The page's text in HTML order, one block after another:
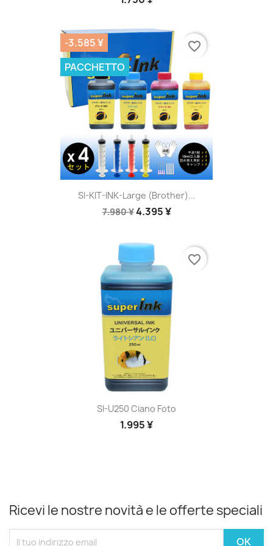
SI-KIT-INK-Large (Brother)...
7.980 ¥4.395 ¥
-3.585 ¥
PACCHETTO
favorite_border
SI-U250 Ciano Foto
1.995 ¥
favorite_border
Ricevi le nostre novità e le offerte speciali